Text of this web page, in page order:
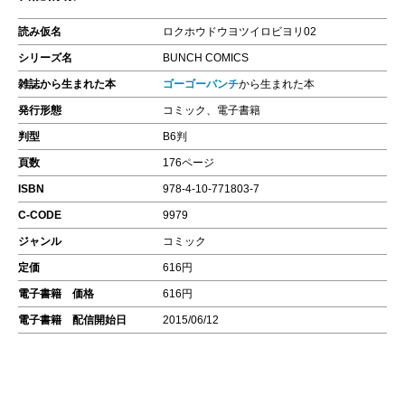
読み仮名 ロクホウドウヨツイロビヨリ02
シリーズ名 BUNCH COMICS
雑誌から生まれた本 ゴーゴーバンチから生まれた本
発行形態 コミック、電子書籍
判型 B6判
頁数 176ページ
ISBN 978-4-10-771803-7
C-CODE 9979
ジャンル コミック
定価 616円
電子書籍 価格 616円
電子書籍 配信開始日 2015/06/12